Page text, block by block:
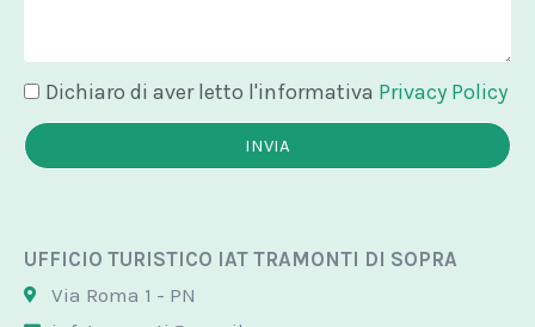
Dichiaro di aver letto l'informativa Privacy Policy
INVIA
UFFICIO TURISTICO IAT TRAMONTI DI SOPRA
Via Roma 1 - PN